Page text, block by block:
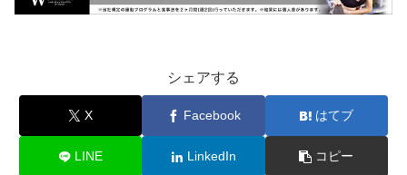
シェアする
X Facebook はてブ
LINE LinkedIn コピー